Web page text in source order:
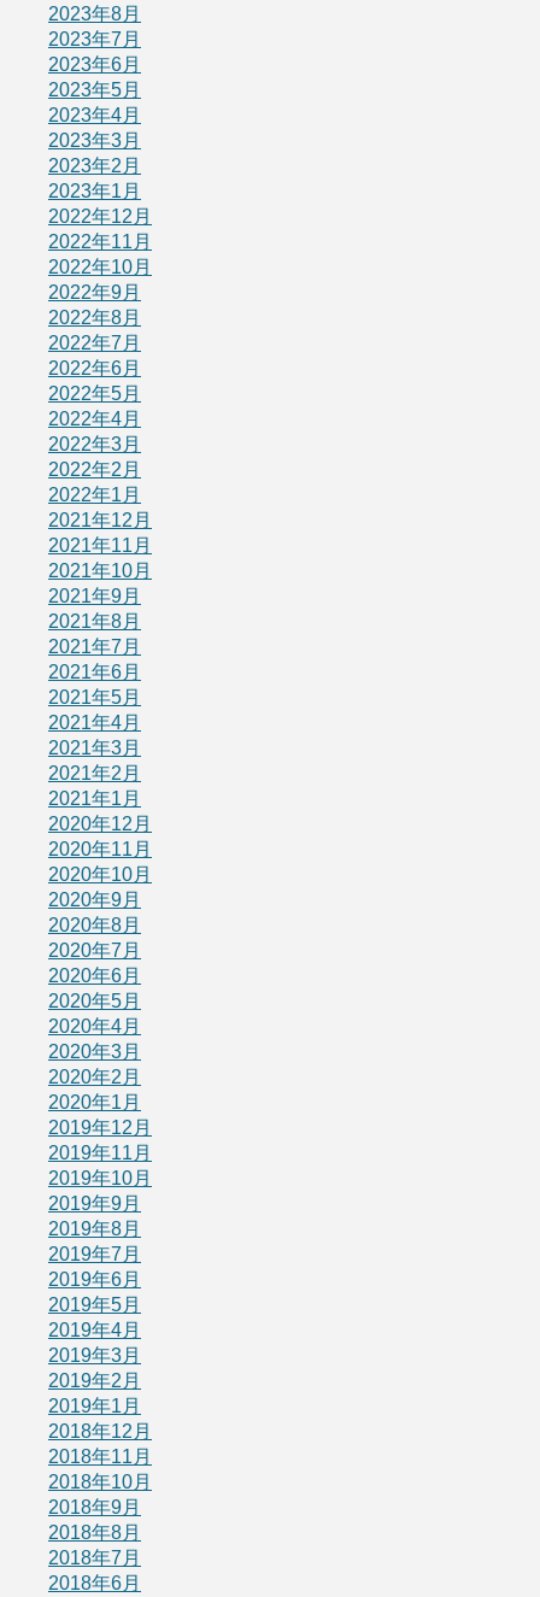
2023年8月
2023年7月
2023年6月
2023年5月
2023年4月
2023年3月
2023年2月
2023年1月
2022年12月
2022年11月
2022年10月
2022年9月
2022年8月
2022年7月
2022年6月
2022年5月
2022年4月
2022年3月
2022年2月
2022年1月
2021年12月
2021年11月
2021年10月
2021年9月
2021年8月
2021年7月
2021年6月
2021年5月
2021年4月
2021年3月
2021年2月
2021年1月
2020年12月
2020年11月
2020年10月
2020年9月
2020年8月
2020年7月
2020年6月
2020年5月
2020年4月
2020年3月
2020年2月
2020年1月
2019年12月
2019年11月
2019年10月
2019年9月
2019年8月
2019年7月
2019年6月
2019年5月
2019年4月
2019年3月
2019年2月
2019年1月
2018年12月
2018年11月
2018年10月
2018年9月
2018年8月
2018年7月
2018年6月